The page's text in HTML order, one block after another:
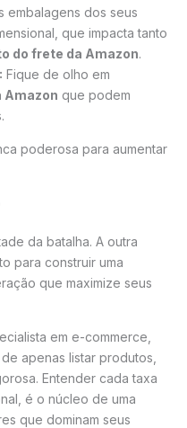
embalagens dos seus
que impacta tanto
do frete da Amazon.
Fique de olho em
Amazon que podem
poderosa para aumentar
da batalha. A outra
para construir uma
que maximize seus
em e-commerce,
apenas listar produtos,
Entender cada taxa
é o núcleo de uma
que dominam seus